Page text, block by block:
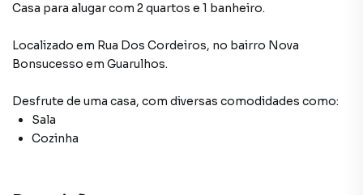
Casa para alugar com 2 quartos e 1 banheiro.
Localizado em Rua Dos Cordeiros, no bairro Nova
Bonsucesso em Guarulhos.
Desfrute de uma casa, com diversas comodidades como:
Sala
Cozinha